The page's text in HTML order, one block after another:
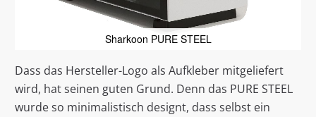
Sharkoon PURE STEEL
Dass das Hersteller-Logo als Aufkleber mitgeliefert
wird, hat seinen guten Grund. Denn das PURE STEEL
wurde so minimalistisch designt, dass selbst ein